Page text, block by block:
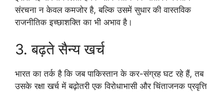
संरचना न केवल कमजोर है, बल्कि उसमें सुधार की वास्तविक
राजनीतिक इच्छाशक्ति का भी अभाव है।
3. बढ़ते सैन्य खर्च
भारत का तर्क है कि जब पाकिस्तान के कर-संग्रह घट रहे हैं, तब
उसके रक्षा खर्च में बढ़ोतरी एक विरोधाभासी और चिंताजनक प्रवृत्ति